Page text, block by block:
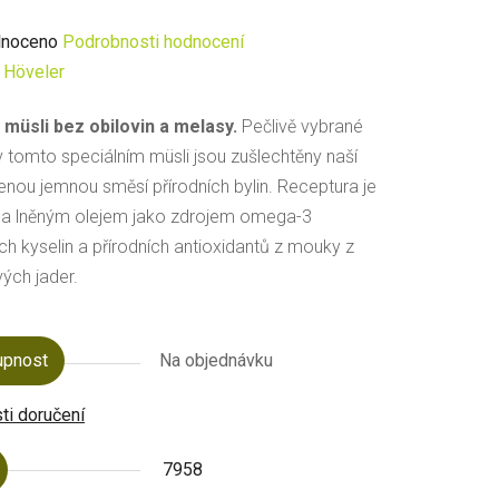
Podrobnosti hodnocení
Höveler
müsli bez obilovin a melasy. Pečlivě vybrané
tomto speciálním müsli jsou zušlechtěny naší
jemnou směsí přírodních bylin. Receptura je
lněným olejem jako zdrojem omega-3
kyselin a přírodních antioxidantů z mouky z
jader.
Na objednávku
doručení
7958